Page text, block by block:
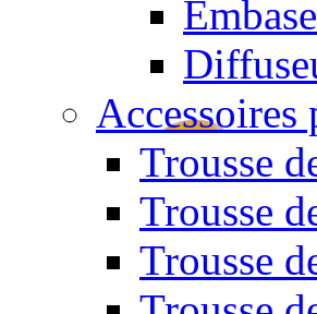
Accessoires
Trousse
Trousse
Trousse